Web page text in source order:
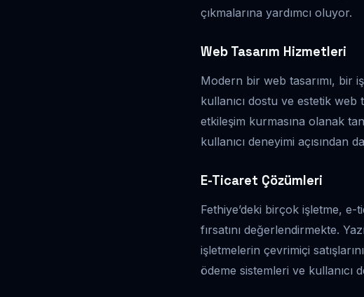
çıkmalarına yardımcı oluyor.
Web Tasarım Hizmetleri
Modern bir web tasarımı, bir
kullanıcı dostu ve estetik
etkileşim kurmasına olanak
kullanıcı deneyimi açısından
E-Ticaret Çözümleri
Fethiye’deki birçok işletme, e-
fırsatını değerlendirmekte.
işletmelerin çevrimiçi
ödeme sistemleri ve kullanıcı